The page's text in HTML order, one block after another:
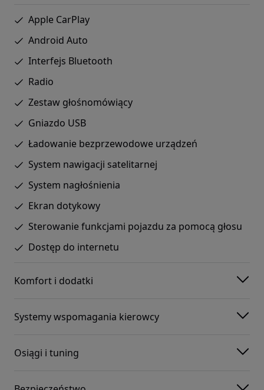
Apple CarPlay
Android Auto
Interfejs Bluetooth
Radio
Zestaw głośnomówiący
Gniazdo USB
Ładowanie bezprzewodowe urządzeń
System nawigacji satelitarnej
System nagłośnienia
Ekran dotykowy
Sterowanie funkcjami pojazdu za pomocą głosu
Dostęp do internetu
Komfort i dodatki
Systemy wspomagania kierowcy
Osiągi i tuning